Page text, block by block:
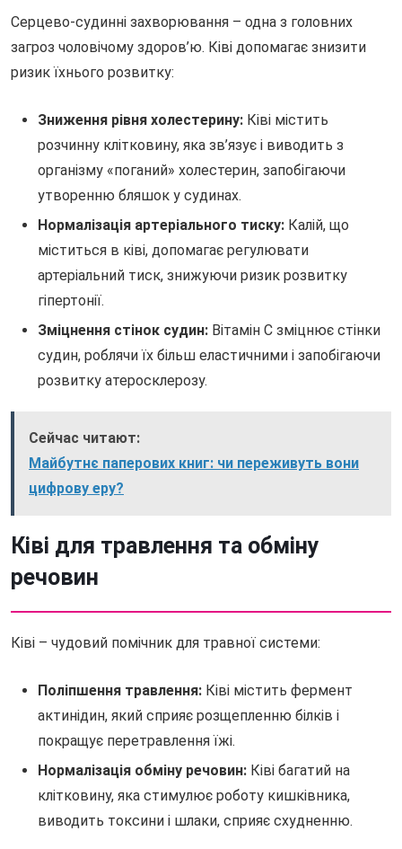
Серцево-судинні захворювання – одна з головних
загроз чоловічому здоров’ю. Ківі допомагає знизити
ризик їхнього розвитку:
Зниження рівня холестерину: Ківі містить
розчинну клітковину, яка зв’язує і виводить з
організму «поганий» холестерин, запобігаючи
утворенню бляшок у судинах.
Нормалізація артеріального тиску: Калій, що
міститься в ківі, допомагає регулювати
артеріальний тиск, знижуючи ризик розвитку
гіпертонії.
Зміцнення стінок судин: Вітамін С зміцнює стінки
судин, роблячи їх більш еластичними і запобігаючи
розвитку атеросклерозу.
Сейчас читают:
Майбутнє паперових книг: чи переживуть вони
цифрову еру?
Ківі для травлення та обміну
речовин
Ківі – чудовий помічник для травної системи:
Поліпшення травлення: Ківі містить фермент
актинідин, який сприяє розщепленню білків і
покращує перетравлення їжі.
Нормалізація обміну речовин: Ківі багатий на
клітковину, яка стимулює роботу кишківника,
виводить токсини і шлаки, сприяє схудненню.